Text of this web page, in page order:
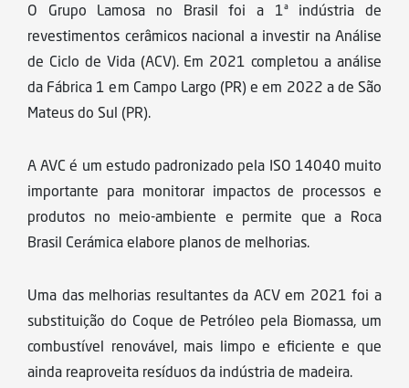
Sustentabilidade
O Grupo Lamosa no Brasil foi a 1ª indústria de
revestimentos cerâmicos nacional a investir na Análise
de Ciclo de Vida (ACV). Em 2021 completou a análise
da Fábrica 1 em Campo Largo (PR) e em 2022 a de São
Mateus do Sul (PR).
A AVC é um estudo padronizado pela ISO 14040 muito
importante para monitorar impactos de processos e
produtos no meio-ambiente e permite que a Roca
Brasil Cerámica elabore planos de melhorias.
Uma das melhorias resultantes da ACV em 2021 foi a
substituição do Coque de Petróleo pela Biomassa, um
combustível renovável, mais limpo e eficiente e que
ainda reaproveita resíduos da indústria de madeira.